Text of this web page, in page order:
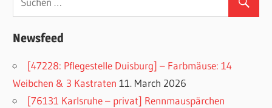
Newsfeed
[47228: Pflegestelle Duisburg] – Farbmäuse: 14
Weibchen & 3 Kastraten 11. March 2026
[76131 Karlsruhe – privat] Rennmauspärchen